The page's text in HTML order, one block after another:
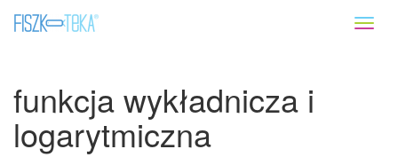
funkcja wykładnicza i
logarytmiczna